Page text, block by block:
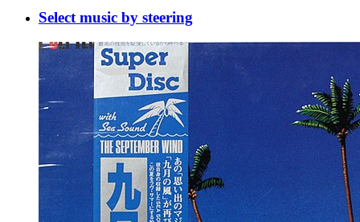
Select music by steering